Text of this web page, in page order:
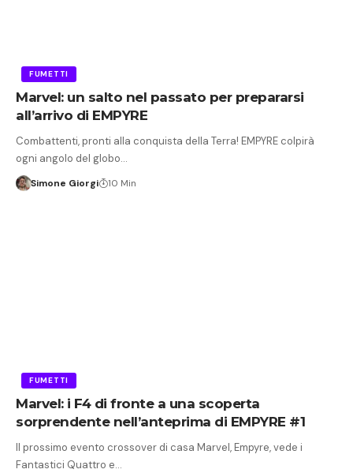
FUMETTI
Marvel: un salto nel passato per prepararsi
all’arrivo di EMPYRE
Combattenti, pronti alla conquista della Terra! EMPYRE colpirà
ogni angolo del globo…
Simone Giorgi 10 Min
FUMETTI
Marvel: i F4 di fronte a una scoperta
sorprendente nell’anteprima di EMPYRE #1
Il prossimo evento crossover di casa Marvel, Empyre, vede i
Fantastici Quattro e…